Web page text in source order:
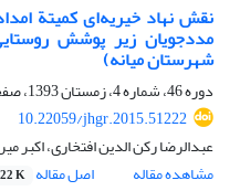
نقش نهاد خیریه‌ای کمیتة
مددجویان زیر پوشش
شهرستان میانه)
دوره 46، شماره 4، زمستان 1393، صفحه
10.22059/jhgr.2015.51222
عبدالرضا رکن الدین افتخاری، اکبر
مشاهده مقاله
اصل مقاله K